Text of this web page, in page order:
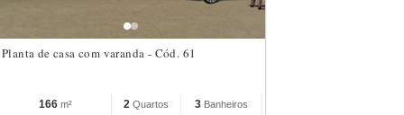
Planta de casa com varanda - Cód. 61
166 m² 2 Quartos 3 Banheiros